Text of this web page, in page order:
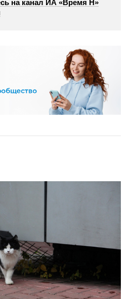
на канал ИА «Время Н»